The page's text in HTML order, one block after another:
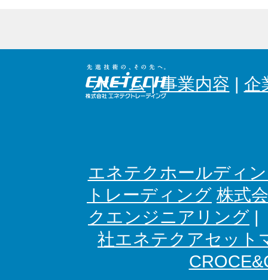
ホーム|事業内容 | 企
エネテクホールディ
トレーディング 株式
クエンジニアリング |
社エネテクアセット